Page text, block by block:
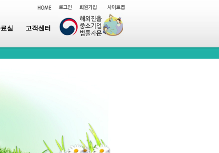
실 고객센터